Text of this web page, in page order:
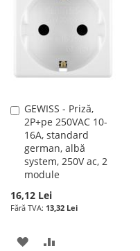
GEWISS - Priză,
2P+pe 250VAC 10-
16A, standard
german, albă
system, 250V ac, 2
module
16,12 Lei
13,32 Lei
Adauga
în
cos
ADAUGATI